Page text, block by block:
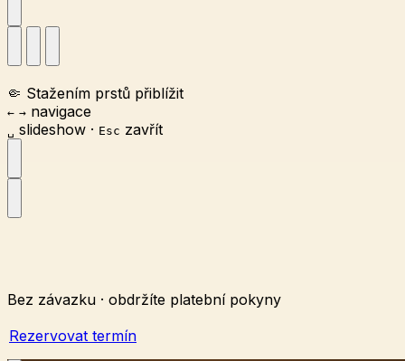
🤏 Stažením prstů přiblížit
← → navigace
␣ slideshow · Esc zavřít
Bez závazku · obdržíte platební pokyny
Rezervovat termín